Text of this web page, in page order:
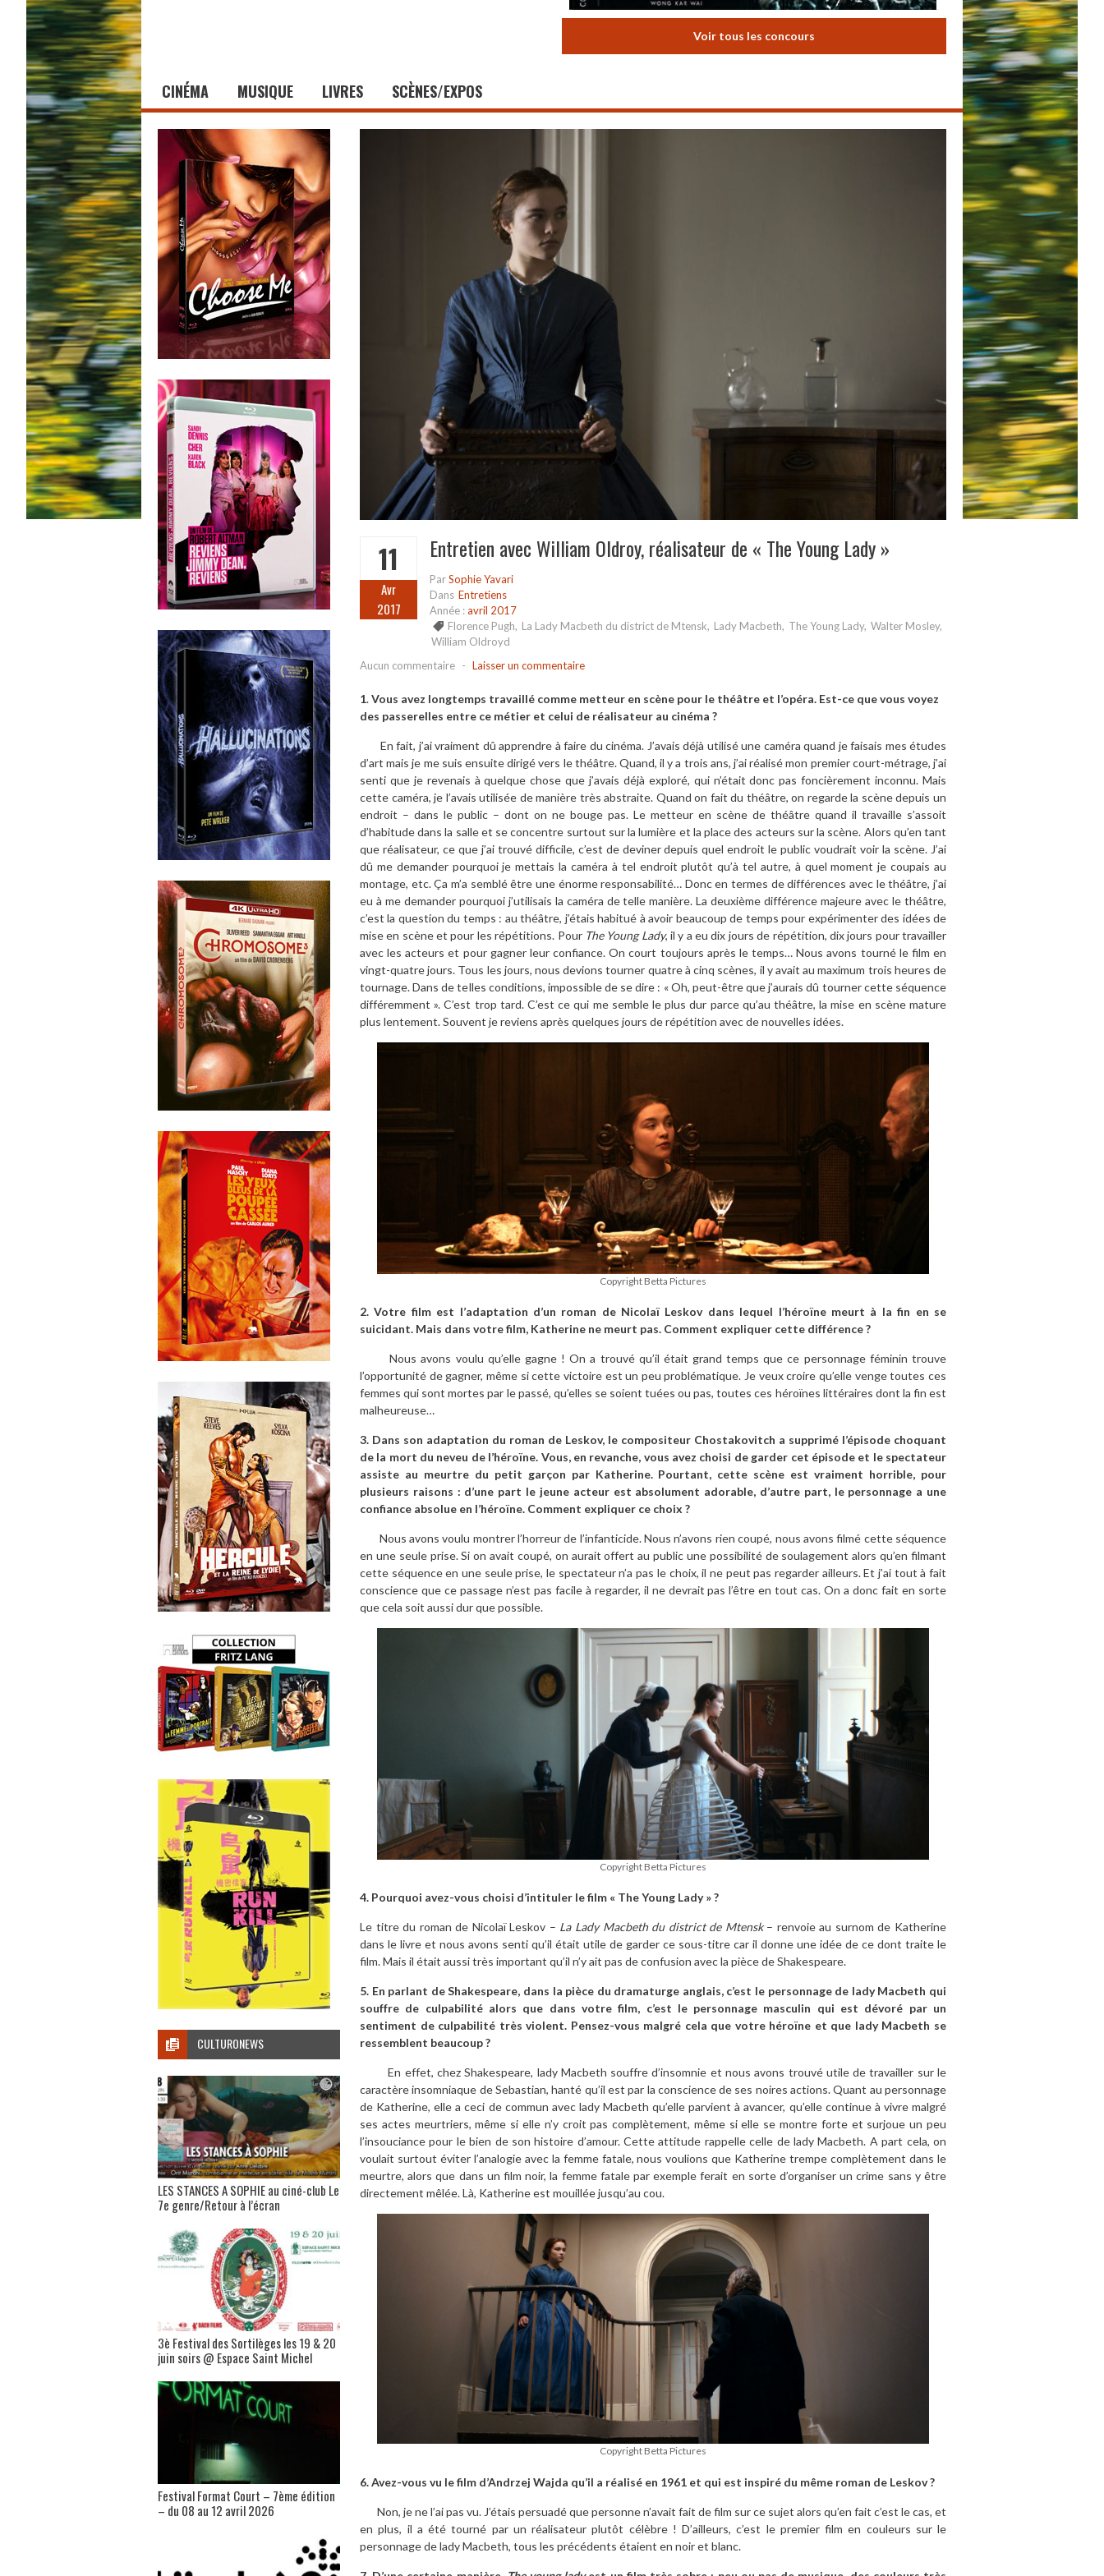
Voir tous les concours
CINÉMA MUSIQUE LIVRES SCÈNES/EXPOS
11
Avr
2017
Entretien avec William Oldroy, réalisateur de « The Young Lady »
ParSophie Yavari
Dans Entretiens
Année :avril 2017
Florence Pugh, La Lady Macbeth du district de Mtensk, Lady Macbeth, The Young Lady, Walter Mosley,
William Oldroyd
Aucun commentaire - Laisser un commentaire
1.Vous avez longtemps travaillé comme metteur en scène pour le théâtre et l’opéra. Est-ce que vous voyez
des passerelles entre ce métier et celui de réalisateur au cinéma ?
En fait, j’ai vraiment dû apprendre à faire du cinéma. J’avais déjà utilisé une caméra quand je faisais mes études
d’art mais je me suis ensuite dirigé vers le théâtre. Quand, il y a trois ans, j’ai réalisé mon premier court-métrage, j’ai
senti que je revenais à quelque chose que j’avais déjà exploré, qui n’était donc pas foncièrement inconnu. Mais
cette caméra, je l’avais utilisée de manière très abstraite. Quand on fait du théâtre, on regarde la scène depuis un
endroit – dans le public – dont on ne bouge pas. Le metteur en scène de théâtre quand il travaille s’assoit
d’habitude dans la salle et se concentre surtout sur la lumière et la place des acteurs sur la scène. Alors qu’en tant
que réalisateur, ce que j’ai trouvé difficile, c’est de deviner depuis quel endroit le public voudrait voir la scène. J’ai
dû me demander pourquoi je mettais la caméra à tel endroit plutôt qu’à tel autre, à quel moment je coupais au
montage, etc. Ça m’a semblé être une énorme responsabilité… Donc en termes de différences avec le théâtre, j’ai
eu à me demander pourquoi j’utilisais la caméra de telle manière. La deuxième différence majeure avec le théâtre,
c’est la question du temps : au théâtre, j’étais habitué à avoir beaucoup de temps pour expérimenter des idées de
mise en scène et pour les répétitions. Pour The Young Lady, il y a eu dix jours de répétition, dix jours pour travailler
avec les acteurs et pour gagner leur confiance. On court toujours après le temps… Nous avons tourné le film en
vingt-quatre jours. Tous les jours, nous devions tourner quatre à cinq scènes, il y avait au maximum trois heures de
tournage. Dans de telles conditions, impossible de se dire : « Oh, peut-être que j’aurais dû tourner cette séquence
différemment ». C’est trop tard. C’est ce qui me semble le plus dur parce qu’au théâtre, la mise en scène mature
plus lentement. Souvent je reviens après quelques jours de répétition avec de nouvelles idées.
Copyright Betta Pictures
2. Votre film est l’adaptation d’un roman de Nicolaï Leskov dans lequel l’héroïne meurt à la fin en se
suicidant. Mais dans votre film, Katherine ne meurt pas. Comment expliquer cette différence ?
Nous avons voulu qu’elle gagne ! On a trouvé qu’il était grand temps que ce personnage féminin trouve
l’opportunité de gagner, même si cette victoire est un peu problématique. Je veux croire qu’elle venge toutes ces
femmes qui sont mortes par le passé, qu’elles se soient tuées ou pas, toutes ces héroïnes littéraires dont la fin est
malheureuse…
3. Dans son adaptation du roman de Leskov, le compositeur Chostakovitch a supprimé l’épisode choquant
de la mort du neveu de l’héroïne. Vous, en revanche, vous avez choisi de garder cet épisode et le spectateur
assiste au meurtre du petit garçon par Katherine. Pourtant, cette scène est vraiment horrible, pour
plusieurs raisons : d’une part le jeune acteur est absolument adorable, d’autre part, le personnage a une
confiance absolue en l’héroïne. Comment expliquer ce choix ?
Nous avons voulu montrer l’horreur de l’infanticide. Nous n’avons rien coupé, nous avons filmé cette séquence
en une seule prise. Si on avait coupé, on aurait offert au public une possibilité de soulagement alors qu’en filmant
cette séquence en une seule prise, le spectateur n’a pas le choix, il ne peut pas regarder ailleurs. Et j’ai tout à fait
conscience que ce passage n’est pas facile à regarder, il ne devrait pas l’être en tout cas. On a donc fait en sorte
que cela soit aussi dur que possible.
Copyright Betta Pictures
4. Pourquoi avez-vous choisi d’intituler le film « The Young Lady » ?
Le titre du roman de Nicolaï Leskov – La Lady Macbeth du district de Mtensk– renvoie au surnom de Katherine
dans le livre et nous avons senti qu’il était utile de garder ce sous-titre car il donne une idée de ce dont traite le
film. Mais il était aussi très important qu’il n’y ait pas de confusion avec la pièce de Shakespeare.
5. En parlant de Shakespeare, dans la pièce du dramaturge anglais, c’est le personnage de lady Macbeth qui
souffre de culpabilité alors que dans votre film, c’est le personnage masculin qui est dévoré par un
sentiment de culpabilité très violent. Pensez-vous malgré cela que votre héroïne et que lady Macbeth se
ressemblent beaucoup ?
En effet, chez Shakespeare, lady Macbeth souffre d’insomnie et nous avons trouvé utile de travailler sur le
caractère insomniaque de Sebastian, hanté qu’il est par la conscience de ses noires actions. Quant au personnage
de Katherine, elle a ceci de commun avec lady Macbeth qu’elle parvient à avancer, qu’elle continue à vivre malgré
ses actes meurtriers, même si elle n’y croit pas complètement, même si elle se montre forte et surjoue un peu
l’insouciance pour le bien de son histoire d’amour. Cette attitude rappelle celle de lady Macbeth. A part cela, on
voulait surtout éviter l’analogie avec la femme fatale, nous voulions que Katherine trempe complètement dans le
meurtre, alors que dans un film noir, la femme fatale par exemple ferait en sorte d’organiser un crime sans y être
directement mêlée. Là, Katherine est mouillée jusqu’au cou.
Copyright Betta Pictures
6. Avez-vous vu le film d’Andrzej Wajda qu’il a réalisé en 1961 et qui est inspiré du même roman de Leskov ?
Non, je ne l’ai pas vu. J’étais persuadé que personne n’avait fait de film sur ce sujet alors qu’en fait c’est le cas, et
en plus, il a été tourné par un réalisateur plutôt célèbre ! D’ailleurs, c’est le premier film en couleurs sur le
personnage de lady Macbeth, tous les précédents étaient en noir et blanc.
CULTURONEWS
LES STANCES A SOPHIE au ciné-club Le
7e genre/Retour à l’écran
3è Festival des Sortilèges les 19 & 20
juin soirs @ Espace Saint Michel
Festival Format Court – 7ème édition
– du 08 au 12 avril 2026